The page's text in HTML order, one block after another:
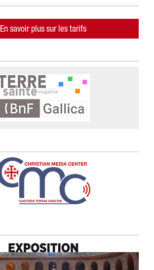
En savoir plus sur les tarifs